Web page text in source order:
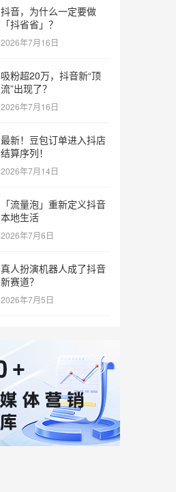
抖音，为什么一定要做
「抖省省」？
2026年7月16日
吸粉超20万，抖音新“顶
流”出现了？
2026年7月16日
最新！豆包订单进入抖店
结算序列！
2026年7月14日
「流量泡」重新定义抖音
本地生活
2026年7月6日
真人扮演机器人成了抖音
新赛道？
2026年7月5日